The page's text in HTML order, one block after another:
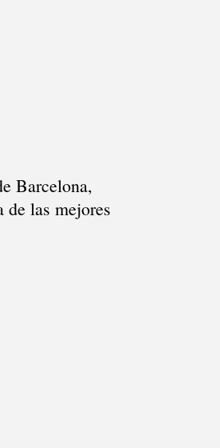
Barcelona,
de las mejores